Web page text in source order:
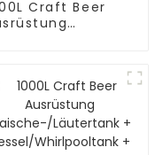
Craft Beer
Whirlpooltank